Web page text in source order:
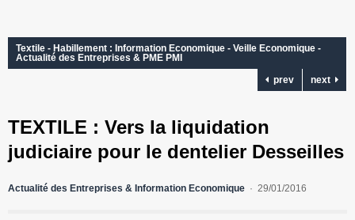
Textile - Habillement : Information Economique - Veille Economique -
Actualité des Entreprises & PME PMI
prev
next
TEXTILE : Vers la liquidation
judiciaire pour le dentelier Desseilles
Actualité des Entreprises & Information Economique 29/01/2016